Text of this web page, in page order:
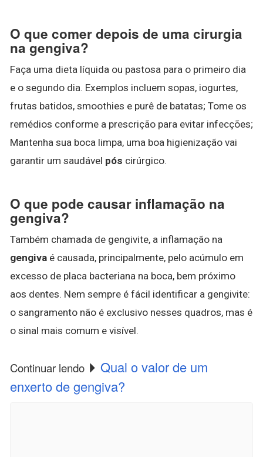
O que comer depois de uma cirurgia
na gengiva?
Faça uma dieta líquida ou pastosa para o primeiro dia
e o segundo dia. Exemplos incluem sopas, iogurtes,
frutas batidos, smoothies e purê de batatas; Tome os
remédios conforme a prescrição para evitar infecções;
Mantenha sua boca limpa, uma boa higienização vai
garantir um saudável pós cirúrgico.
O que pode causar inflamação na
gengiva?
Também chamada de gengivite, a inflamação na
gengiva é causada, principalmente, pelo acúmulo em
excesso de placa bacteriana na boca, bem próximo
aos dentes. Nem sempre é fácil identificar a gengivite:
o sangramento não é exclusivo nesses quadros, mas é
o sinal mais comum e visível.
Continuar lendo
Qual o valor de um
enxerto de gengiva?